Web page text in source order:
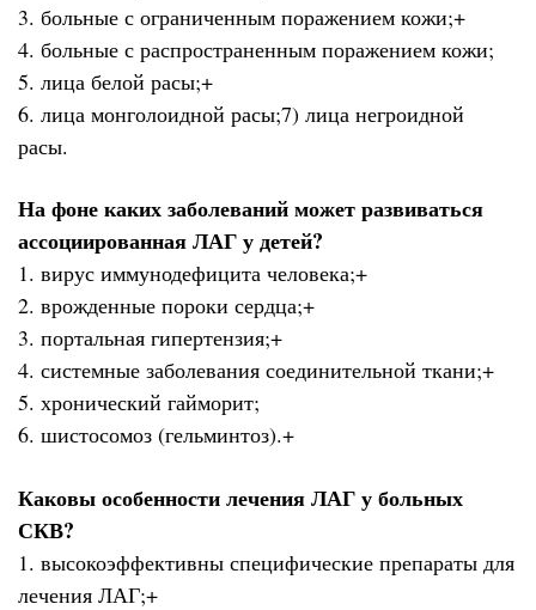
3. больные с ограниченным поражением кожи;+
4. больные с распространенным поражением кожи;
5. лица белой расы;+
6. лица монголоидной расы;7) лица негроидной
расы.
На фоне каких заболеваний может развиваться
ассоциированная ЛАГ у детей?
1. вирус иммунодефицита человека;+
2. врожденные пороки сердца;+
3. портальная гипертензия;+
4. системные заболевания соединительной ткани;+
5. хронический гайморит;
6. шистосомоз (гельминтоз).+
Каковы особенности лечения ЛАГ у больных
СКВ?
1. высокоэффективны специфические препараты для
лечения ЛАГ;+